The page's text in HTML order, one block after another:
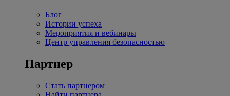
Блог
Истории успеха
Мероприятия и вебинары
Центр управления безопасностью
Партнер
Стать партнером